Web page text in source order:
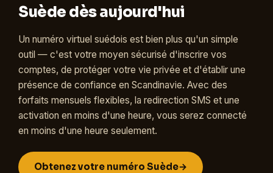
Suède dès aujourd'hui
Un numéro virtuel suédois est bien plus qu'un simple
outil — c'est votre moyen sécurisé d'inscrire vos
comptes, de protéger votre vie privée et d'établir une
présence de confiance en Scandinavie. Avec des
forfaits mensuels flexibles, la redirection SMS et une
activation en moins d'une heure, vous serez connecté
en moins d'une heure seulement.
Obtenez votre numéro Suède→